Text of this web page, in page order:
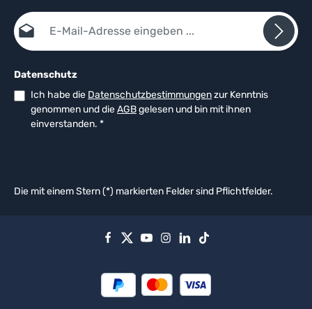
E-Mail-Adresse*
Datenschutz
Ich habe die Datenschutzbestimmungenzur Kenntnis
genommen und dieAGBgelesen und bin mit ihnen
einverstanden. *
Die mit einem Stern (*) markierten Felder sind Pflichtfelder.